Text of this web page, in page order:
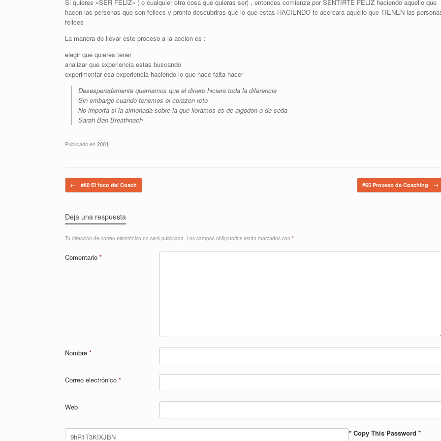
Si quieres «SER FELIZ» ( o cualquier otra cosa que quieras ser) , entonces comienza por SENTIRTE FELIZ haciendo aquello que
hacen las personas que son felices y pronto descubriras que lo que estas HACIENDO te acercara aquello que TIENEN las
felices
La manera de llevar este proceso a la accion es :
elegir que quieres tener
analizar que experiencia estas buscando
experimentar esa experiencia haciendo lo que hace falta hacer
Desesperadamente querriamos que el dinero hiciera toda la diferencia
Sin embargo cuando tenemos el corazon roto
No importa si la almohada sobre la que lloramos es de algodon o de seda
Sarah Ban Breathnach
Publicado en2001
Navegador de artículos
← #60 El foco del Coach #65 Proceso de Coaching →
Deja una respuesta
Tu dirección de correo electrónico no será publicada. Los campos obligatorios están marcados con *
Comentario *
Nombre *
Correo electrónico *
Web
* Copy This Password *